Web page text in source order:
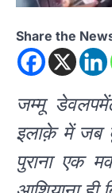
Share the
जम्मू
इलाक़े में जब
पुराना एक